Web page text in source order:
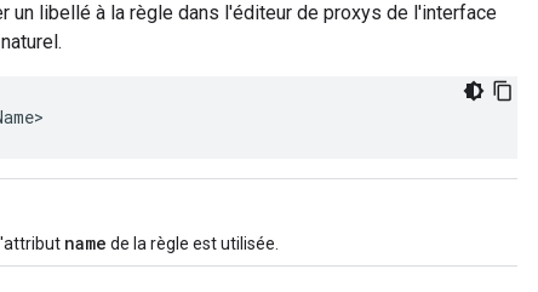
un libellé à la règle dans l'éditeur de proxys de l'interface
name de la règle est utilisée.